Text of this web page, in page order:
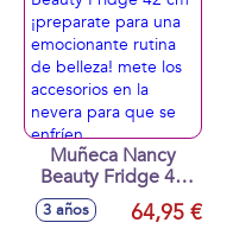
Muñeca Nancy
Beauty Fridge 42
cm ¡preparate para
una emocionante
3 años 64,95 €